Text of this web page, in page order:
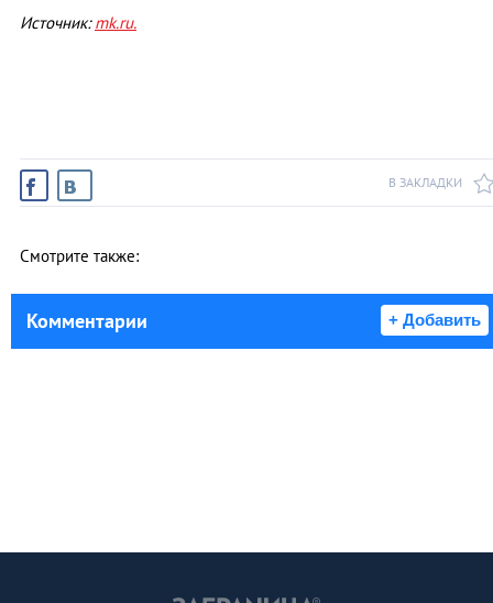
Источник:mk.ru.
В ЗАКЛАДКИ
Смотрите также:
Комментарии + Добавить